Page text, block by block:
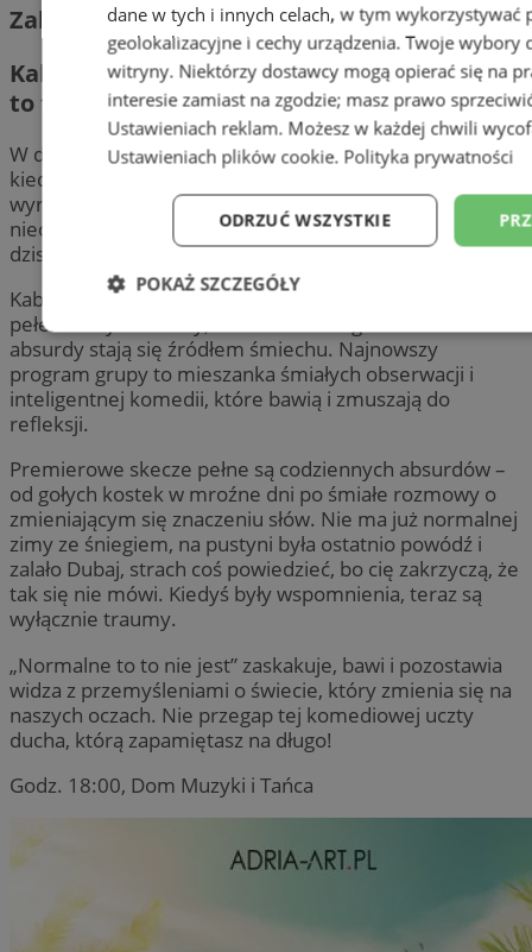
Zabrze
Kabaret Moralnego Niepokoju – „Normalne
to to nie jest”
W dobie, gdy codzienność zaskakuje nas bardziej niż
kiedykolwiek, Kabaret Moralnego Niepokojupostanowił
wyrazić to na scenie, serwując nowe skecze pełne
nieoczekiwanych zwrotów akcji. Czy to możliwe, że
dzisiejsze „normalne” to zwykłe szaleństwo?
Kabaret Moralnego Niepokoju zaprasza na wieczór
pełen nowych skeczy, w trakcie którego codzienne
absurdy stają się źródłem śmiechu. Najnowszy
program grupy to mieszanka śmiałych obserwacji i
inteligentnej komedii, które bawią i zmuszają do
refleksji.
Premierowe skecze pełne są codziennych absurdów –
od gołych kostek w mroźne dni po śmiałe rozmowy o
zmieniającym się znaczeniu słów. Nie ma już normalnej
zimy ze śniegiem, na pustyni była ostatnio powódź i
zalało Dubaj, strach coś powiedzieć, bo cię zakrzyczą, że
tak się nie mówi. Kiedyś były wspomnienia, teraz są
wyłącznie traumy.
„Normalne to to nie jest” zaskakuje, bawi i pozostawia
widza z przemyśleniami o świecie, który zmienia się na
naszych oczach. Nie przegap tej komediowej uczty
ducha, którą zapamiętasz na długo!
Godz. 18:00, Dom Muzyki i Tańca
dane w tych i innych celach, w tym wykorzystywać
geolokalizacyjne i cechy urządzenia. Twoje wybory
witryny. Niektórzy dostawcy mogą opierać się na
interesie zamiast na zgodzie; masz prawo
Ustawieniach reklam. Możesz w każdej chwili
Ustawieniach plików cookie. Polityka prywatności
ODRZUĆ WSZYSTKIE
POKAŻ SZCZEGÓŁY
Niezbędne Wydajność
Niezbędne Wydajność Targetowanie
takich jak logowanie użytkownika i zarządzanie kontem. Bez
można prawidłowo korzystać ze strony internetowej.
Nazwa
Provider/
Okres